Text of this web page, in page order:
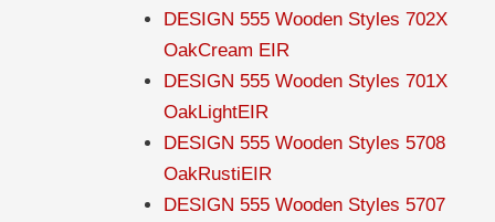
DESIGN 555 Wooden Styles 702X
OakCream EIR
DESIGN 555 Wooden Styles 701X
OakLightEIR
DESIGN 555 Wooden Styles 5708
OakRustiEIR
DESIGN 555 Wooden Styles 5707